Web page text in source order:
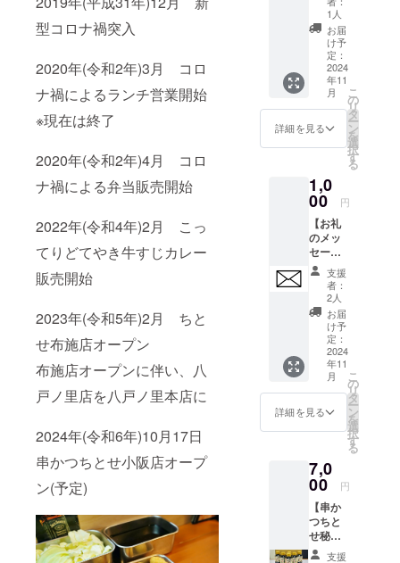
型コロナ禍突入
2020年(令和2年)3月 コロ
ナ禍によるランチ営業開始
※現在は終了
2020年(令和2年)4月 コロ
ナ禍による弁当販売開始
2022年(令和4年)2月 こっ
てりどてやき牛すじカレー
販売開始
2023年(令和5年)2月 ちと
せ布施店オープン
布施店オープンに伴い、八
戸ノ里店を八戸ノ里本店に
2024年(令和6年)10月17日
串かつちとせ小阪店オープ
ン(予定)
更にな
る場合
があり
ます。
※備考欄
に、店
舗(八戸
ノ里本
店・小
郵送希
望かを
ご入力
くださ
い。 ※
缶バッ
ジはラ
ンダム
で1種類
とな
り、種
類は選
べませ
ん。
【缶
バッジ
詳細】
56mm
種類：
全11種
の中か
らラン
ダムで1
つお送
リケン
ちゃ
ん・裏
店舗ロ
ゴ 表に
ビリケ
ンちゃ
ん、裏
には店
舗ロゴ
でさり
アピー
ル。 素
材：
コット
ン100%
4オンス
サイズ
(本体)：
W300x
H360m
m サイ
ズ(持ち
手)：約
W25xL
500mm
持ち運
びしや
すい薄
プで
す。A4
サイズ
すっぽ
り余裕
を持っ
て入る
取りor
郵送希
望かを
お選び
くださ
い。
【Tシャ
ツ詳
ザイン
は2種類
選びい
ただけ
ます。
A：表ロ
ゴ・裏
無地 前
面にロ
ゴを大
きくプ
リント
した、
ちとせ
愛を押
し出し
た1枚。
B：表ビ
リケン
ちゃ
ん・裏
ゴ 胸元
にはビ
リケン
ちゃ
ん、背
中には
店舗ロ
本店・
小阪店)
での受
け取り
or郵送
希望か
をお選
びくだ
【Tシャ
ツ詳
は2種類
からお
選びい
ただけ
ます。
A：表ロ
ゴ・裏
無地 前
面にロ
ゴを大
きくプ
リント
した、
ちとせ
愛を押
た1枚。
B：表ビ
ちゃ
ん・裏
店舗ロ
ゴ 胸元
にはビ
リケン
ちゃ
とな
り、種
類は選
べませ
ん。
【缶
バッジ
詳細】
サイ
種類：
全11種
の中か
らラン
ダムで1
つお送
りしま
ンは変
更にな
る場合
があり
ます。
※備考欄
に、店
舗(八戸
ノ里本
取りor
郵送希
望かを
ご入力
くださ
い。 ※
缶バッ
ジはラ
ンダム
で1種類
とな
り、種
類は選
べませ
ん。
【缶
バッジ
径
56mm
種類：
全11種
の中か
らラン
ダムで1
すじカ
レー×10
個(1
ケース)
・特製
缶バッ
ジ 以上
4点 ※チ
ケット
の有効
期限：
2024/11
/01〜
2025/11
/30ま
で。 ※
八戸ノ
里店・
小阪店
で共通
で使用
できま
す。 ※
チケッ
トは初
回利用
時に店
舗にて
お渡し
店舗(八
戸ノ里
本店・
小阪店)
で受け
取り希
望か、
UM】
内容 ・
お礼の
メッ
セージ
・毎月1
回、串
かつ食
べ放題
＋飲み
放題
をお楽
しみい
ただけ
る「串
かつち
とせ
VIP
PASS
PLATIN
UM」
・串か
つちと
せ秘伝
のソー
ス×12個
(1ケー
ス) ・串
てりど
てやき
カレー
×10個
・小阪
店オー
プニン
1人
お届
け予
定：
2024
年11
月
詳細を見る
こ
の
リ
タ
ー
ン
を
選
択
す
る
1,0
00 円
【お礼
のメッ
セー
ジ】 感
謝の気
持ちを
込め
て、お
礼の
メッ
セージ
をお送
りしま
す。
支援
者：
2人
お届
け予
定：
2024
年11
月
詳細を見る
こ
の
リ
タ
ー
ン
を
選
択
す
る
7,0
00 円
【串か
つちと
せ秘伝
のソー
支援